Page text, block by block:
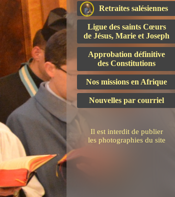
Retraites salésiennes
Ligue des saints Cœurs
de Jésus, Marie et Joseph
Approbation définitive
des Constitutions
Nos missions en Afrique
Nouvelles par courriel
Il est interdit de publier
les photographies du site